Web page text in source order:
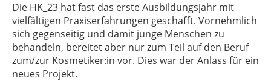
Die HK_23 hat fast das erste Ausbildungsjahr mit
vielfältigen Praxiserfahrungen geschafft. Vornehmlich
sich gegenseitig und damit junge Menschen zu
behandeln, bereitet aber nur zum Teil auf den Beruf
zum/zur Kosmetiker:in vor. Dies war der Anlass für ein
neues Projekt.